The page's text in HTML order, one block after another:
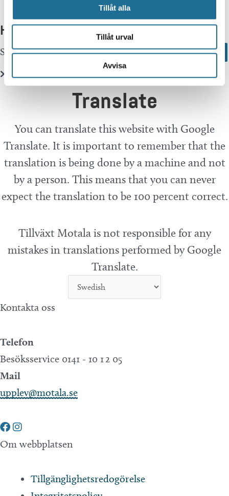
Tillåt alla
Tillåt urval
Avvisa
Hittar du inte vad du söker?
Sök här... Search
Translate
You can translate this website with Google
Translate. It is important to remember that the
translation is being done by a machine and not
by a person. This means that you can never
expect the translation to be 100 percent correct.
Tillväxt Motala is not responsible for any
mistakes in translations performed by Google
Translate.
Kontakta oss
Telefon
Besöksservice 0141 - 10 1 2 05
Mail
upplev@motala.se
Om webbplatsen
Tillgänglighetsredogörelse